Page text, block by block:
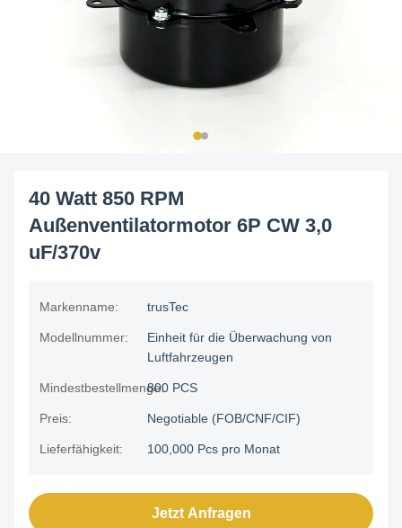
40 Watt 850 RPM
Außenventilatormotor 6P CW 3,0
uF/370v
Markenname: trusTec
Modellnummer:
Einheit für die Überwachung von
Luftfahrzeugen
Mindestbestellmenge:800 PCS
Preis: Negotiable (FOB/CNF/CIF)
Lieferfähigkeit: 100,000 Pcs pro Monat
Jetzt Anfragen